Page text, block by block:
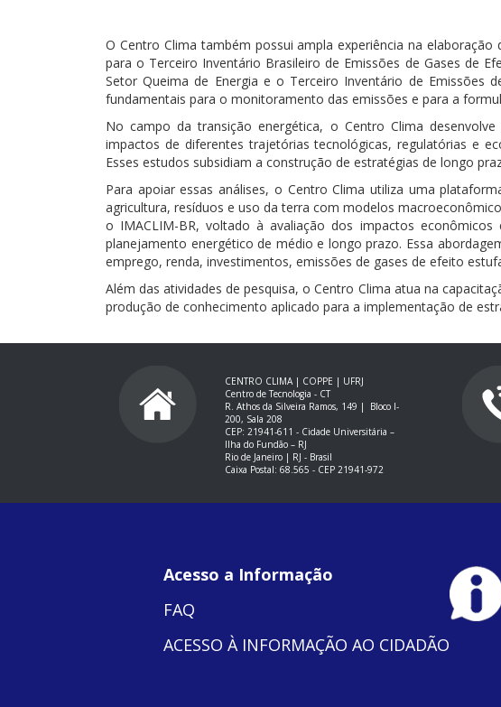
O Centro Clima também possui ampla experiência na
para o Terceiro Inventário Brasileiro de Emissões de Gases de
Setor Queima de Energia e o Terceiro Inventário de Emissões
fundamentais para o monitoramento das emissões e para a
No campo da transição energética, o Centro Clima
impactos de diferentes trajetórias tecnológicas, regulatórias e
Esses estudos subsidiam a construção de estratégias de longo
Para apoiar essas análises, o Centro Clima utiliza uma
agricultura, resíduos e uso da terra com modelos
o IMACLIM-BR, voltado à avaliação dos impactos
planejamento energético de médio e longo prazo. Essa
emprego, renda, investimentos, emissões de gases de efeito
Além das atividades de pesquisa, o Centro Clima atua na
produção de conhecimento aplicado para a implementação de
CENTRO CLIMA | COPPE | UFRJ
Centro de Tecnologia - CT
R. Athos da Silveira Ramos, 149 |
Bloco I-
200, Sala 208
CEP: 21941-611 - Cidade Universitária –
Ilha do Fundão – RJ
Rio de Janeiro | RJ - Brasil
Caixa Postal: 68.565 - CEP 21941-972
Acesso a Informação
FAQ
ACESSO À INFORMAÇÃO AO CIDADÃO